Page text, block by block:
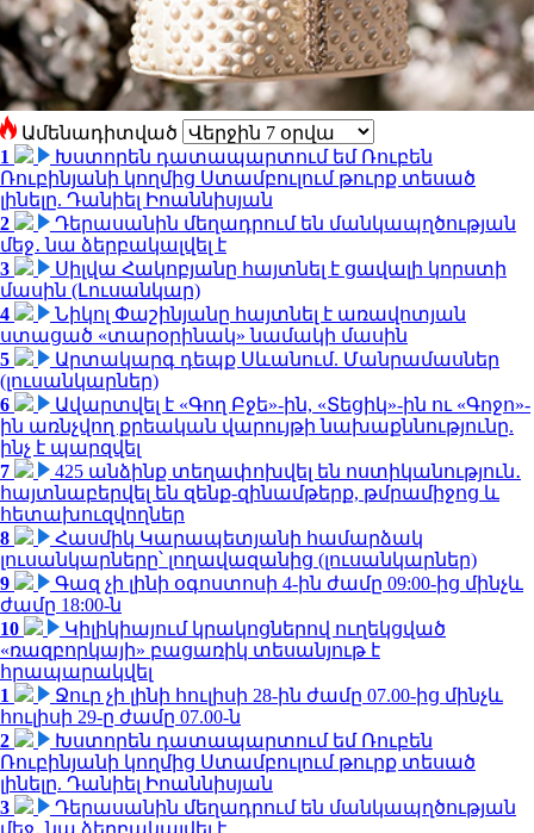
Ամենադիտված
1
Խստորեն դատապարտում եմ Ռուբեն
Ռուբինյանի կողմից Ստամբուլում թուրք տեսած
լինելը. Դանիել Իոաննիսյան
2
Դերասանին մեղադրում են մանկապղծության
մեջ․ նա ձերբակալվել է
3
Սիլվա Հակոբյանը հայտնել է ցավալի կորստի
մասին (Լուսանկար)
4
Նիկոլ Փաշինյանը հայտնել է առավոտյան
ստացած «տարօրինակ» նամակի մասին
5
Արտակարգ դեպք Սևանում. Մանրամասներ
(լուսանկարներ)
6
Ավարտվել է «Գող Բջե»-ին, «Տեցիկ»-ին ու «Գոջո»-
ին առնչվող քրեական վարույթի նախաքննությունը.
ինչ է պարզվել
7
425 անձինք տեղափոխվել են ոստիկանություն․
հայտնաբերվել են զենք-զինամթերք, թմրամիջոց և
հետախուզվողներ
8
Հասմիկ Կարապետյանի համարձակ
լուսանկարները՝ լողավազանից (լուսանկարներ)
9
Գազ չի լինի օգոստոսի 4-ին ժամը 09:00-ից մինչև
ժամը 18:00-ն
10
Կիլիկիայում կրակոցներով ուղեկցված
«ռազբորկայի» բացառիկ տեսանյութ է
հրապարակվել
1
Ջուր չի լինի հուլիսի 28-ին ժամը 07.00-ից մինչև
հուլիսի 29-ը ժամը 07.00-ն
2
Խստորեն դատապարտում եմ Ռուբեն
Ռուբինյանի կողմից Ստամբուլում թուրք տեսած
լինելը. Դանիել Իոաննիսյան
3
Դերասանին մեղադրում են մանկապղծության
մեջ․ նա ձերբակալվել է